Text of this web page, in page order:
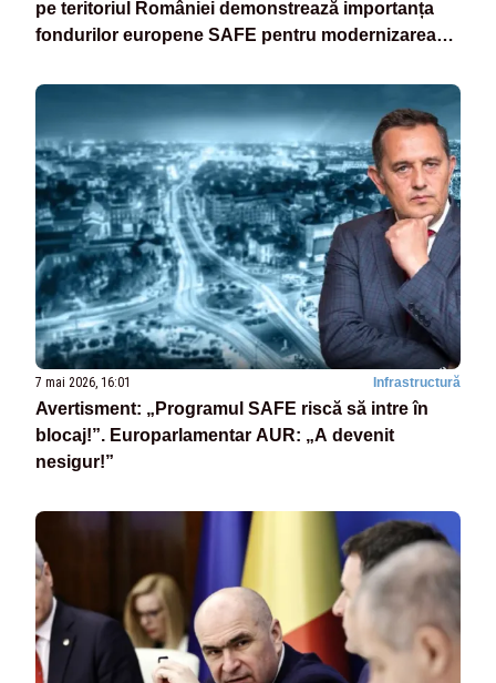
pe teritoriul României demonstrează importanța
fondurilor europene SAFE pentru modernizarea
7 mai 2026, 16:01 Infrastructură
Avertisment: „Programul SAFE riscă să intre în
blocaj!”. Europarlamentar AUR: „A devenit
nesigur!”